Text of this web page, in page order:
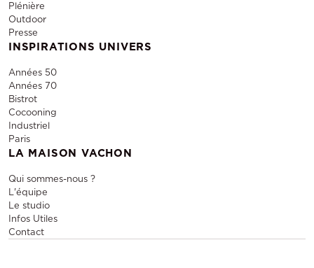
Plénière
Outdoor
Presse
INSPIRATIONS UNIVERS
Années 50
Années 70
Bistrot
Cocooning
Industriel
Paris
LA MAISON VACHON
Qui sommes-nous ?
L'équipe
Le studio
Infos Utiles
Contact